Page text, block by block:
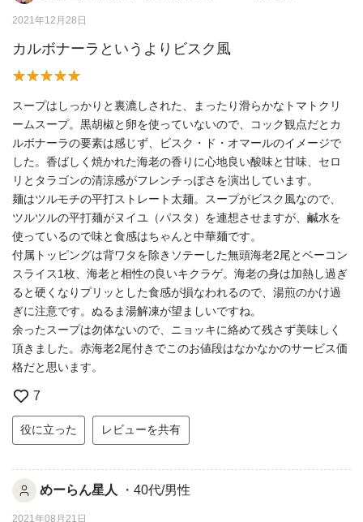
2021年12月28日
カルボナーラというよりビスク風
スープはしっかりと裏漉しされた、まったり滑らかなトマトクリ
ームスープ。黒胡椒と卵を使っていないので、コック観点だとカ
ルボナーラの要素は感じず、ビスク・ド・オマールのイメージで
した。香ばしく焼かれた海老の香りに心地良い酸味と甘味、セロ
リとタラゴンの清涼感がフレンチっぽさを演出しています。
麺はツルモチの平打ストレート太麺。スープがビスク風なので、
ツルツルの平打麺がヌイユ（パスタ）を連想させますが、鹹水を
使っているので味と食感はちゃんと中華麺です。
付属トッピングは背ワタを除きソテーした無頭海老2尾とベーコン
スライス1枚、海老と相性の良いキクラゲ。海老の身は加熱し過ぎ
ると硬くなりプリッとした食感が損なわれるので、湯煎のかけ過
ぎに注意です。ぬるま湯解凍が望ましいですね。
余ったスープは勿体ないので、ニョッキに絡めて残さず美味しく
頂きました。赤海老2尾付きでこのお値段はなかなかのサービス価
格だと思います。
7
役に立った レビューを共有
めーらん星人 ・40代/男性
2021年08月21日